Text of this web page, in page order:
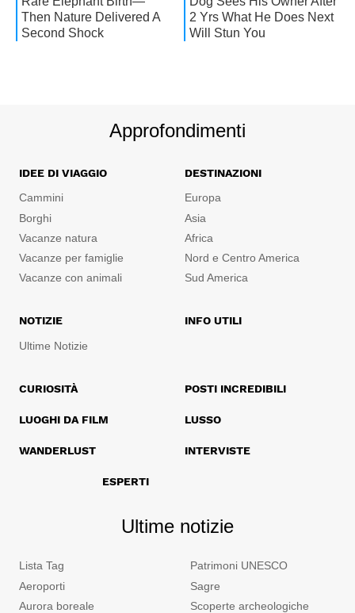
Approfondimenti
IDEE DI VIAGGIO
Cammini
Borghi
Vacanze natura
Vacanze per famiglie
Vacanze con animali
DESTINAZIONI
Europa
Asia
Africa
Nord e Centro America
Sud America
NOTIZIE
Ultime Notizie
INFO UTILI
CURIOSITÀ POSTI INCREDIBILI
LUOGHI DA FILM LUSSO
WANDERLUST INTERVISTE
ESPERTI
Ultime notizie
Lista Tag
Aeroporti
Aurora boreale
Patrimoni UNESCO
Sagre
Scoperte archeologiche